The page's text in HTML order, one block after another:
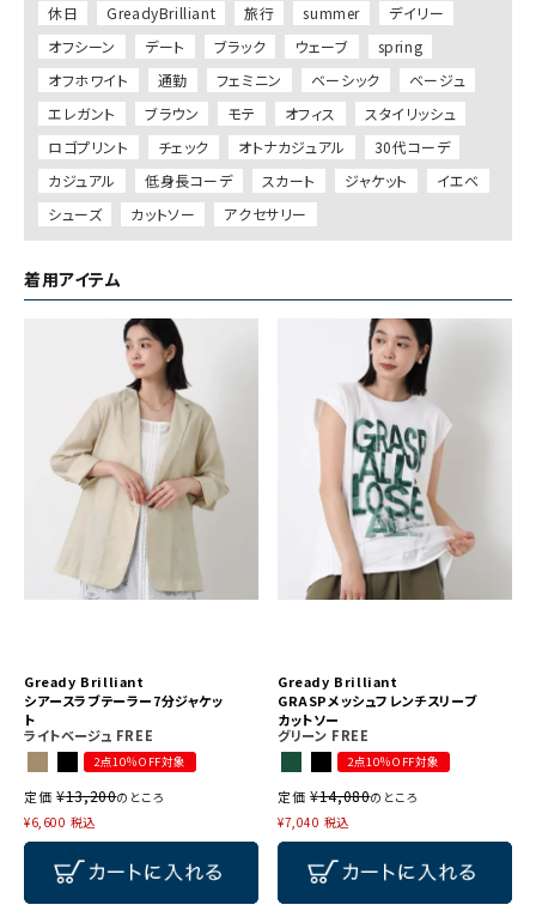
休日 GreadyBrilliant 旅行 summer
デイリー
オフシーン
デート ブラック ウェーブ
spring
オフホワイト
通勤 フェミニン ベーシック
ベージュ
エレガント
ブラウン モテ オフィス
スタイリッシュ
ロゴプリント
チェック オトナカジュアル
30代コーデ
カジュアル
低身長コーデ スカート ジャケット
イエベ
シューズ
カットソー アクセサリー
着用アイテム
Gready Brilliant
シアースラブテーラー7分ジャケッ
ト
ライトベージュ FREE
2点10％OFF対象
定価 ¥13,200のところ
¥6,600 税込
Gready Brilliant
GRASPメッシュフレンチスリーブ
カットソー
グリーン FREE
2点10％OFF対象
定価 ¥14,080のところ
¥7,040 税込